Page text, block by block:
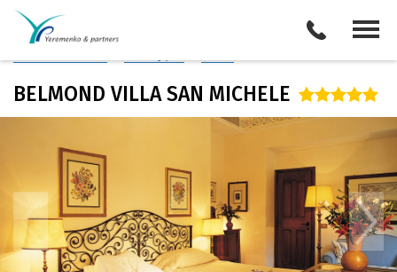
Италия
Описание отеля
BELMOND VILLA SAN MICHELE